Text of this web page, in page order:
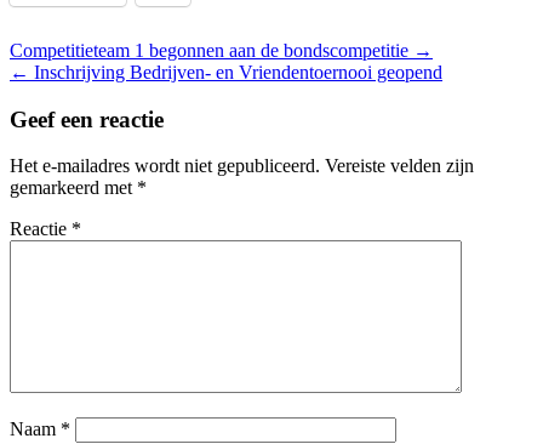
Bericht
navigatie
Competitieteam 1 begonnen aan de bondscompetitie →
← Inschrijving Bedrijven- en Vriendentoernooi geopend
Geef een reactie
Het e-mailadres wordt niet gepubliceerd. Vereiste velden zijn
gemarkeerd met *
Reactie *
Naam *